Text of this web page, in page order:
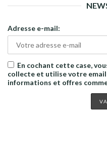
Adresse e-mail:
En cochant cette case,
collecte et utilise votre email
informations et offres